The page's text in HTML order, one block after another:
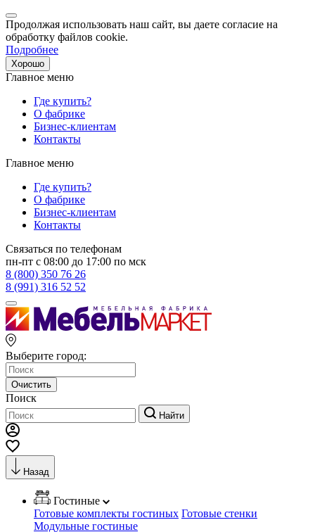
Продолжая использовать наш сайт, вы даете согласие на
обработку файлов cookie.
Подробнее
Хорошо
Главное меню
Где купить?
О фабрике
Бизнес-клиентам
Контакты
Главное меню
Где купить?
О фабрике
Бизнес-клиентам
Контакты
Связаться по телефонам
пн-пт с 08:00 до 17:00 по мск
8 (800) 350 76 26
8 (991) 316 52 52
Выберите город:
Очистить
Поиск
Найти
Назад
Гостиные
Готовые комплекты гостиных Готовые стенки
Модульные гостиные